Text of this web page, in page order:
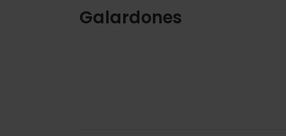
Galardones